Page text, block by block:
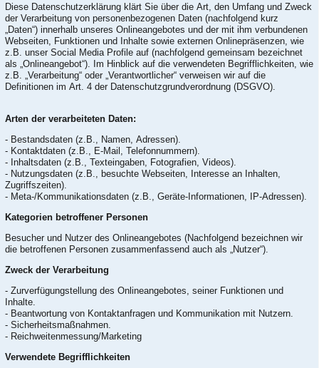
Diese Datenschutzerklärung klärt Sie über die Art, den Umfang und Zweck
der Verarbeitung von personenbezogenen Daten (nachfolgend kurz
„Daten“) innerhalb unseres Onlineangebotes und der mit ihm verbundenen
Webseiten, Funktionen und Inhalte sowie externen Onlinepräsenzen, wie
z.B. unser Social Media Profile auf (nachfolgend gemeinsam bezeichnet
als „Onlineangebot“). Im Hinblick auf die verwendeten Begrifflichkeiten, wie
z.B. „Verarbeitung“ oder „Verantwortlicher“ verweisen wir auf die
Definitionen im Art. 4 der Datenschutzgrundverordnung (DSGVO).
Arten der verarbeiteten Daten:
- Bestandsdaten (z.B., Namen, Adressen).
- Kontaktdaten (z.B., E-Mail, Telefonnummern).
- Inhaltsdaten (z.B., Texteingaben, Fotografien, Videos).
- Nutzungsdaten (z.B., besuchte Webseiten, Interesse an Inhalten,
Zugriffszeiten).
- Meta-/Kommunikationsdaten (z.B., Geräte-Informationen, IP-Adressen).
Kategorien betroffener Personen
Besucher und Nutzer des Onlineangebotes (Nachfolgend bezeichnen wir
die betroffenen Personen zusammenfassend auch als „Nutzer“).
Zweck der Verarbeitung
- Zurverfügungstellung des Onlineangebotes, seiner Funktionen und
Inhalte.
- Beantwortung von Kontaktanfragen und Kommunikation mit Nutzern.
- Sicherheitsmaßnahmen.
- Reichweitenmessung/Marketing
Verwendete Begrifflichkeiten